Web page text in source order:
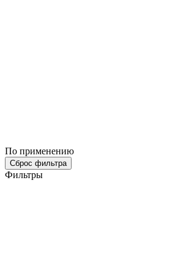
По применению
Сброс фильтра
Фильтры